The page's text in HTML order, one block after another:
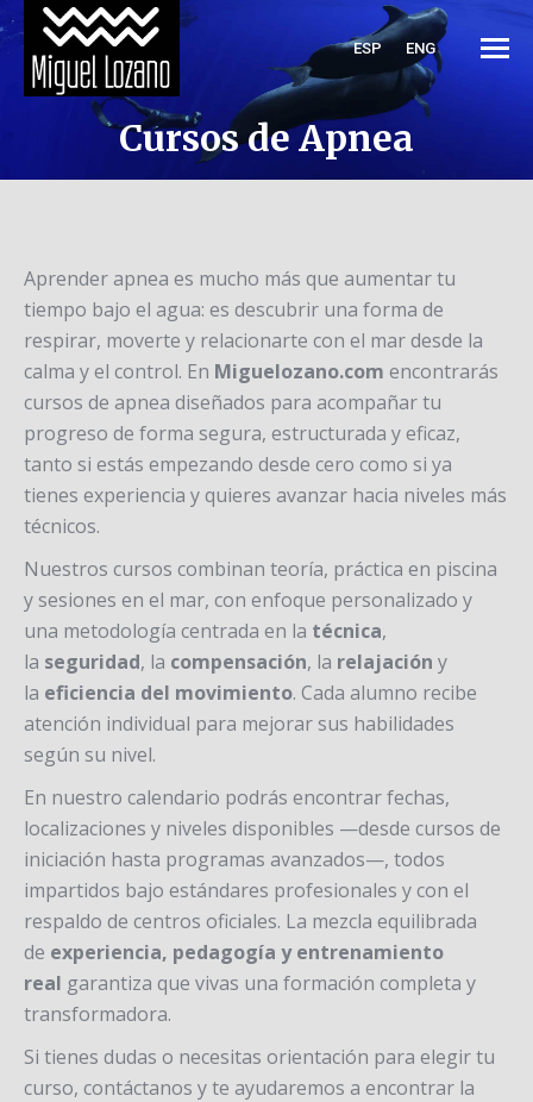
ESP ENG
Cursos de Apnea
Aprender apnea es mucho más que aumentar tu
tiempo bajo el agua: es descubrir una forma de
respirar, moverte y relacionarte con el mar desde la
calma y el control. En Miguelozano.com encontrarás
cursos de apnea diseñados para acompañar tu
progreso de forma segura, estructurada y eficaz,
tanto si estás empezando desde cero como si ya
tienes experiencia y quieres avanzar hacia niveles más
técnicos.
Nuestros cursos combinan teoría, práctica en piscina
y sesiones en el mar, con enfoque personalizado y
una metodología centrada en la técnica,
la seguridad, la compensación, la relajación y
la eficiencia del movimiento. Cada alumno recibe
atención individual para mejorar sus habilidades
según su nivel.
En nuestro calendario podrás encontrar fechas,
localizaciones y niveles disponibles —desde cursos de
iniciación hasta programas avanzados—, todos
impartidos bajo estándares profesionales y con el
respaldo de centros oficiales. La mezcla equilibrada
de experiencia, pedagogía y entrenamiento
real garantiza que vivas una formación completa y
transformadora.
Si tienes dudas o necesitas orientación para elegir tu
curso, contáctanos y te ayudaremos a encontrar la